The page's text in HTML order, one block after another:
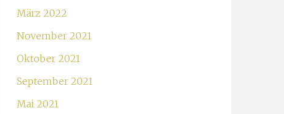
März 2022
November 2021
Oktober 2021
September 2021
Mai 2021